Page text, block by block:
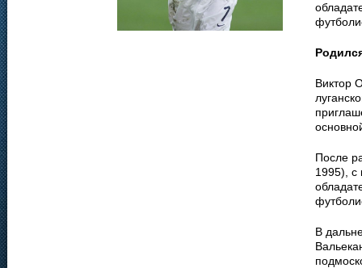
Виктор
После
1995), с
В